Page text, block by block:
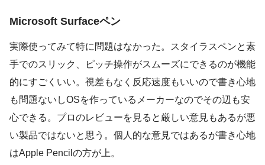
Microsoft Surfaceペン
実際使ってみて特に問題はなかった。スタイラスペンと素
手でのスリック、ピッチ操作がスムーズにできるのが機能
的にすごくいい。視差もなく反応速度もいいので書き心地
も問題ないしOSを作っているメーカーなのでその辺も安
心できる。プロのレビューを見ると厳しい意見もあるが悪
い製品ではないと思う。個人的な意見ではあるが書き心地
はApple Pencilの方が上。